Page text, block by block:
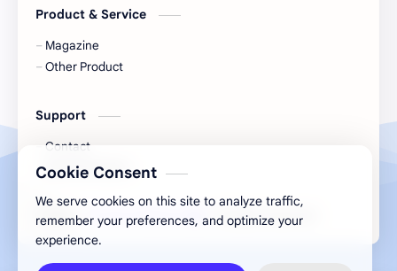
Biscuits
Bon à savoir
Bonne-mine
Bourdaloue Boxe
Bras
Product & Service
Magazine
Other Product
Support
Contact
Documentation
© 2026‧Vinzalice Magazine ‧ All rights reserved.
Cookie Consent
We serve cookies on this site to analyze traffic,
remember your preferences, and optimize your
experience.